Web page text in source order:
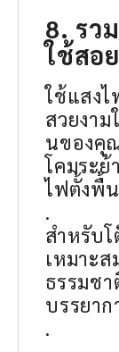
8. รว
ใช้สอ
ใช้แสง
สวยงาม
นของคุ
โคมระย้
ไฟตั้งพื้
.
สำหรับ
เหมาะ
ธรรมช
บรรยา
.